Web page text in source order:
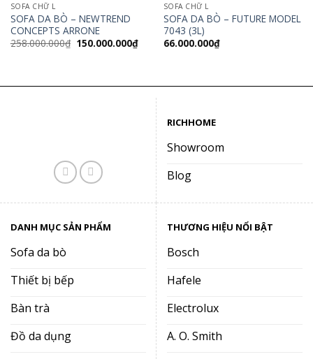
SOFA CHỮ L
SOFA DA BÒ – NEWTREND
CONCEPTS ARRONE
258.000.000₫ Giá
gốc
150.000.000₫Giá
hiện
SOFA CHỮ L
SOFA DA BÒ – FUTURE MODEL
7043 (3L)
66.000.000₫
RICHHOME
Showroom
Blog
DANH MỤC SẢN PHẨM
Sofa da bò
Thiết bị bếp
Bàn trà
Đồ da dụng
THƯƠNG HIỆU NỔI BẬT
Bosch
Hafele
Electrolux
A. O. Smith